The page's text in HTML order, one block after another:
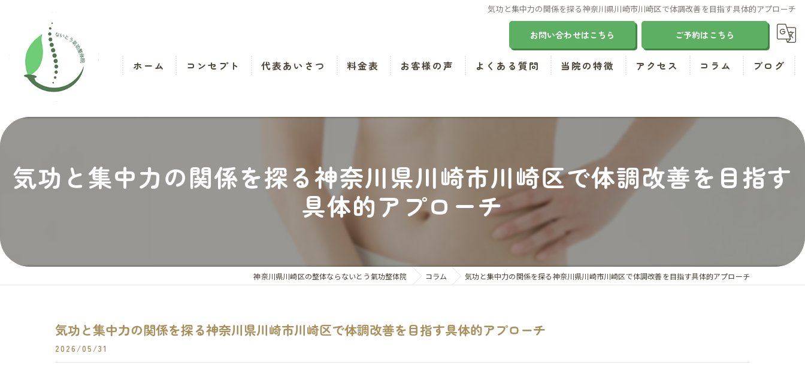
気功と集中力の関係を探る神奈川県川崎市川崎区で体調改善を目指す具体的アプローチ
お問い合わせはこちら ご予約はこちら
ホーム コンセプト 代表あいさつ 料金表 お客様の声 よくある質問 当院の特徴
ダイエット
アクセス コラム ブログ
気功と集中力の関係を探る神奈川県川崎市川崎区で体調改善を目指す
具体的アプローチ
神奈川県川崎区の整体ならないとう氣功整体院 コラム 気功と集中力の関係を探る神奈川県川崎市川崎区で体調改善を目指す具体的アプローチ
気功と集中力の関係を探る神奈川県川崎市川崎区で体調改善を目指す具体的アプローチ
2026/05/31